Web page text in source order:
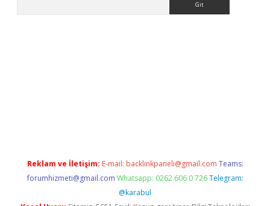
Reklam ve İletişim: E-mail: backlinkpaneli@gmail.com Teams:
forumhizmeti@gmail.com Whatsapp: 0262 606 0 726 Telegram:
@karabul